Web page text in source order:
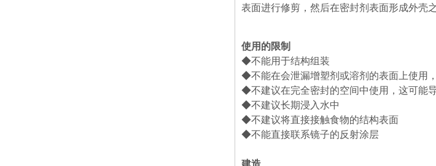
表面进行修剪，然后在密封剂表面形成外壳
使用的限制
◆不能用于结构组装
◆不能在会泄漏增塑剂或溶剂的表面上使用
◆不建议在完全密封的空间中使用，这可能
◆不建议长期浸入水中
◆不建议将直接接触食物的结构表面
◆不能直接联系镜子的反射涂层